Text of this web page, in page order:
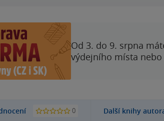
Od 3. do 9. srpna
výdejního místa nebo
0 Další knihy